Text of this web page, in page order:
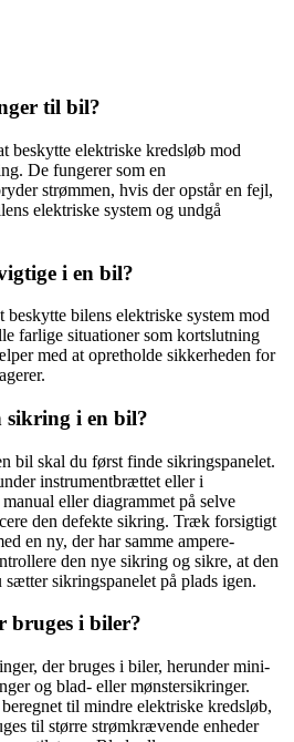
til bil?
beskytte elektriske kredsløb mod
De fungerer som en
strømmen, hvis der opstår en fejl,
elektriske system og undgå
i en bil?
bilens elektriske system mod
farlige situationer som kortslutning
med at opretholde sikkerheden for
sikring i en bil?
bil skal du først finde sikringspanelet.
instrumentbrættet eller i
eller diagrammet på selve
den defekte sikring. Træk forsigtigt
en ny, der har samme ampere-
den nye sikring og sikre, at den
sikringspanelet på plads igen.
bruges i biler?
der bruges i biler, herunder mini-
og blad- eller mønstersikringer.
til mindre elektriske kredsløb,
til større strømkrævende enheder